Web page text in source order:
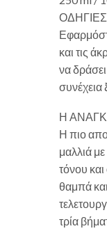
και τις
να δράσει
συνέχεια
Η
Η πιο
μαλλιά
τόνου
θαμπά
τρία